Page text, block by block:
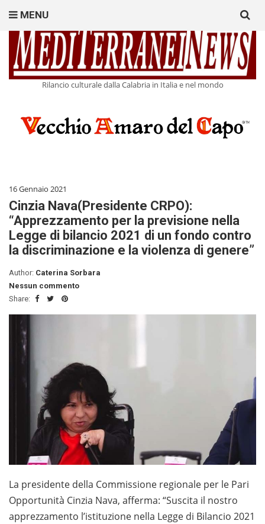
Rilancio culturale dalla Calabria in Italia e nel mondo
MENU
for:
16 Gennaio 2021
Cinzia Nava(Presidente CRPO):
“Apprezzamento per la previsione nella
Legge di bilancio 2021 di un fondo contro
la discriminazione e la violenza di genere”
Author: Caterina Sorbara
Nessun commento
Share:
La presidente della Commissione regionale per le Pari
Opportunità Cinzia Nava, afferma: “Suscita il nostro
apprezzamento l’istituzione nella Legge di Bilancio 2021